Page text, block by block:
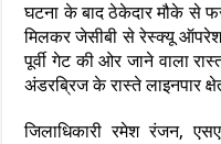
घटना के बाद ठेकेदार मौके से
मिलकर जेसीबी से रेस्क्यू
पूर्वी गेट की ओर जाने वाला
अंडरब्रिज के रास्ते लाइनपार
जिलाधिकारी रमेश रंजन,